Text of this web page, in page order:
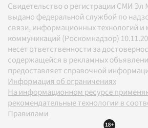
Свидетельство о регистрации СМИ Эл
выдано федеральной службой по
связи, информационных технологий и
коммуникаций (Роскомнадзор)
несет ответственности за
содержащейся в рекламных
предоставляет справочной
Информация об ограничениях
На информационном ресурсе
рекомендательные технологии в
Правилами
18+